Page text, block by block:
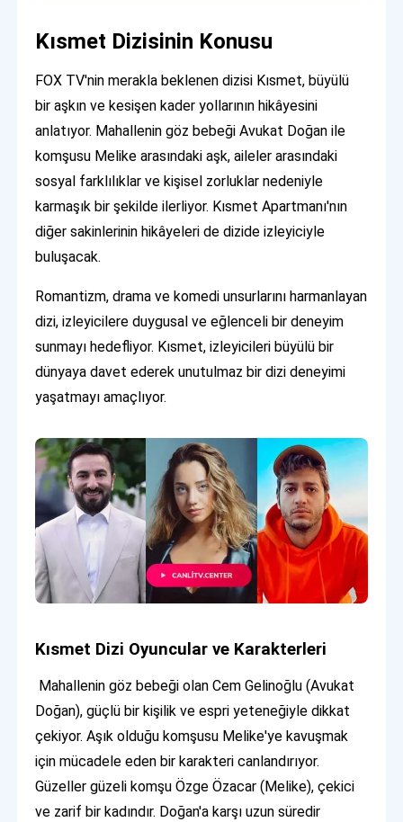
Kısmet Dizisinin Konusu
FOX TV'nin merakla beklenen dizisi Kısmet, büyülü
bir aşkın ve kesişen kader yollarının hikâyesini
anlatıyor. Mahallenin göz bebeği Avukat Doğan ile
komşusu Melike arasındaki aşk, aileler arasındaki
sosyal farklılıklar ve kişisel zorluklar nedeniyle
karmaşık bir şekilde ilerliyor. Kısmet Apartmanı'nın
diğer sakinlerinin hikâyeleri de dizide izleyiciyle
buluşacak.
Romantizm, drama ve komedi unsurlarını harmanlayan
dizi, izleyicilere duygusal ve eğlenceli bir deneyim
sunmayı hedefliyor. Kısmet, izleyicileri büyülü bir
dünyaya davet ederek unutulmaz bir dizi deneyimi
yaşatmayı amaçlıyor.
Kısmet Dizi Oyuncular ve Karakterleri
Mahallenin göz bebeği olan Cem Gelinoğlu (Avukat
Doğan), güçlü bir kişilik ve espri yeteneğiyle dikkat
çekiyor. Aşık olduğu komşusu Melike'ye kavuşmak
için mücadele eden bir karakteri canlandırıyor.
Güzeller güzeli komşu Özge Özacar (Melike), çekici
ve zarif bir kadındır. Doğan'a karşı uzun süredir